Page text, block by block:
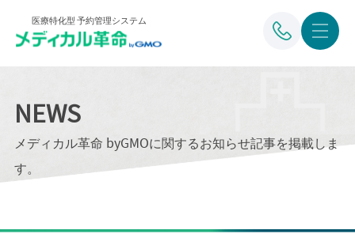
医療特化型 予約管理システム
NEWS
メディカル革命 byGMOに関するお知らせ記事を掲載しま
す。